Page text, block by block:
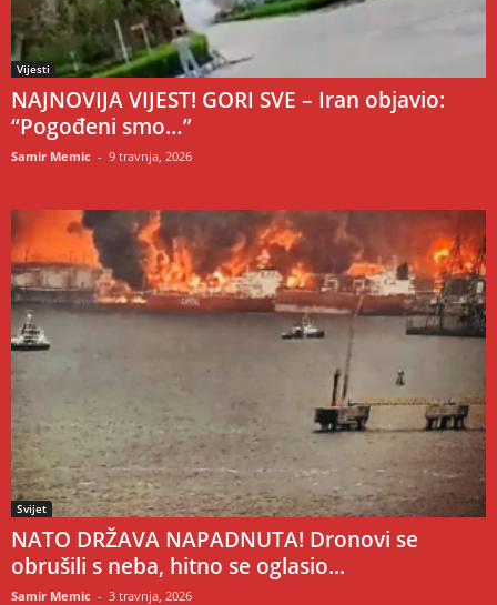
Vijesti
NAJNOVIJA VIJEST! GORI SVE – Iran objavio:
“Pogođeni smo…”
Samir Memic - 9 travnja, 2026
Svijet
NATO DRŽAVA NAPADNUTA! Dronovi se
obrušili s neba, hitno se oglasio...
Samir Memic - 3 travnja, 2026